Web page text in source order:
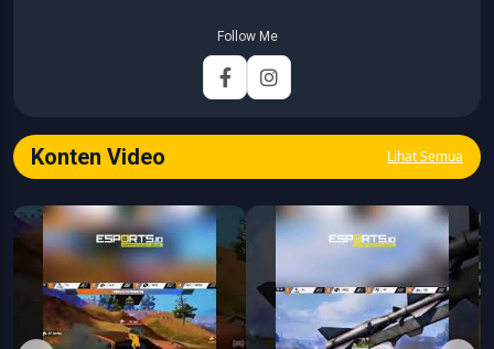
pernah menangani berbagai peran, mulai dari reporter, editor,
marketing, business development, hingga Editor in Chief.
Fokus utamanya adalah menghadirkan tulisan yang
informatif, mendalam, dan mudah dipahami, khususnya
Follow Me
Konten Video Lihat Semua